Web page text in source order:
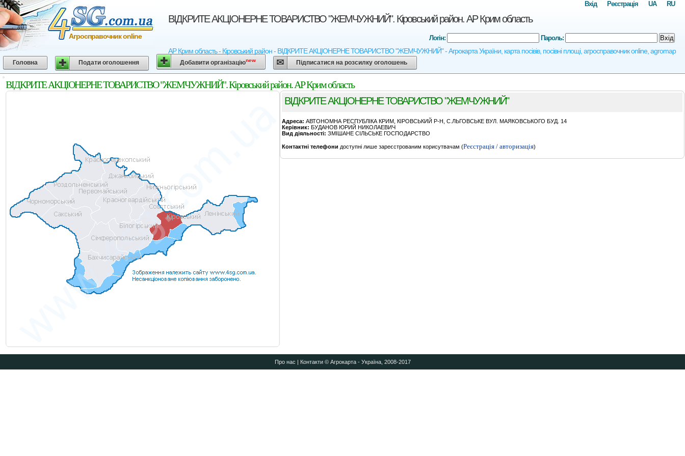
ВІДКРИТЕ АКЦІОНЕРНЕ ТОВАРИСТВО "ЖЕМЧУЖНИЙ". Кіровський район. АР Крим область
АР Крим область - Кіровський район - ВІДКРИТЕ АКЦІОНЕРНЕ ТОВАРИСТВО "ЖЕМЧУЖНИЙ" - Агрокарта України, карта посівів, посівні площі, агросправочник online, agromap
Агросправочник online
RU
UA
Реєстрація
Вхід
Логін: Пароль: Вхід
Головна Подати оголошення Добавити організаціюnew Підписатися на розсилку оголошень
ВІДКРИТЕ АКЦІОНЕРНЕ ТОВАРИСТВО "ЖЕМЧУЖНИЙ". Кіровський район. АР Крим область
ВІДКРИТЕ АКЦІОНЕРНЕ ТОВАРИСТВО "ЖЕМЧУЖНИЙ"
Адреса: АВТОНОМНА РЕСПУБЛІКА КРИМ, КІРОВСЬКИЙ Р-Н, С.ЛЬГОВСЬКЕ ВУЛ. МАЯКОВСЬКОГО БУД. 14
Керівник: БУДАНОВ ЮРИЙ НИКОЛАЕВИЧ
Вид діяльності: ЗМІШАНЕ СІЛЬСЬКЕ ГОСПОДАРСТВО
Контактні телефони доступні лише зареєстрованим корисутвачам (Реєстрація / авторизація)
Про нас | Контакти© Агрокарта - Україна, 2008-2017